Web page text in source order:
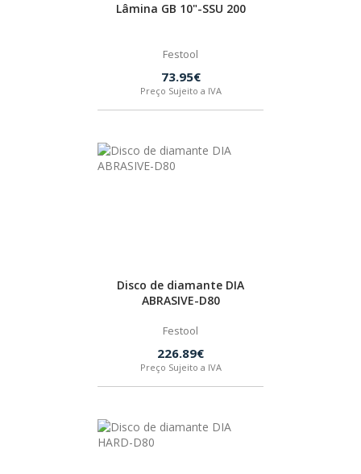
Lâmina GB 10"-SSU 200
Festool
73.95€
Preço Sujeito a IVA
Disco de diamante DIA
ABRASIVE-D80
Festool
226.89€
Preço Sujeito a IVA